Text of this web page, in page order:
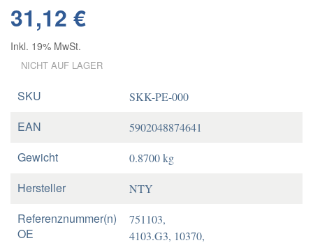
31,12 €
Inkl. 19% MwSt.
NICHT AUF LAGER
SKU SKK-PE-000
EAN 5902048874641
Gewicht 0.8700 kg
Hersteller NTY
Referenznummer(n)
OE
751103,
4103.G3, 10370,